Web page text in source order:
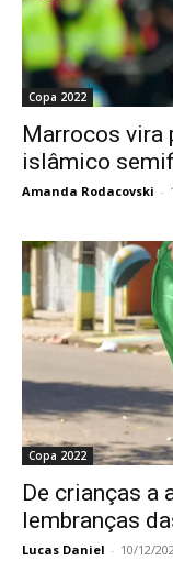
Copa 2022
Marrocos vira
islâmico
Amanda Rodacovski -
Copa 2022
De crianças a
lembranças
Lucas Daniel - 10/12/